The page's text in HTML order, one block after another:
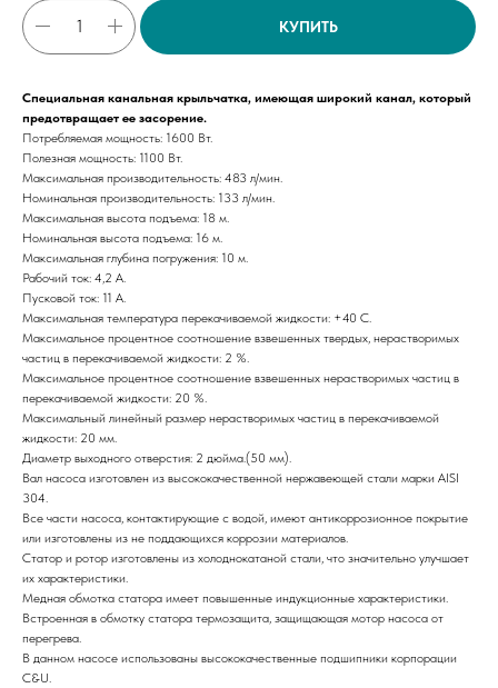
КУПИТЬ
Специальная канальная крыльчатка, имеющая широкий канал, который
предотвращает ее засорение.
Потребляемая мощность: 1600 Вт.
Полезная мощность: 1100 Вт.
Максимальная производительность: 483 л/мин.
Номинальная производительность: 133 л/мин.
Максимальная высота подъема: 18 м.
Номинальная высота подъема: 16 м.
Максимальная глубина погружения: 10 м.
Рабочий ток: 4,2 А.
Пусковой ток: 11 А.
Максимальная температура перекачиваемой жидкости: +40 С.
Максимальное процентное соотношение взвешенных твердых, нерастворимых
частиц в перекачиваемой жидкости: 2 %.
Максимальное процентное соотношение взвешенных нерастворимых частиц в
перекачиваемой жидкости: 20 %.
Максимальный линейный размер нерастворимых частиц в перекачиваемой
жидкости: 20 мм.
Диаметр выходного отверстия: 2 дюйма.(50 мм).
Вал насоса изготовлен из высококачественной нержавеющей стали марки AISI
304.
Все части насоса, контактирующие с водой, имеют антикоррозионное покрытие
или изготовлены из не поддающихся коррозии материалов.
Статор и ротор изготовлены из холоднокатаной стали, что значительно улучшает
их характеристики.
Медная обмотка статора имеет повышенные индукционные характеристики.
Встроенная в обмотку статора термозащита, защищающая мотор насоса от
перегрева.
В данном насосе использованы высококачественные подшипники корпорации
C&U.